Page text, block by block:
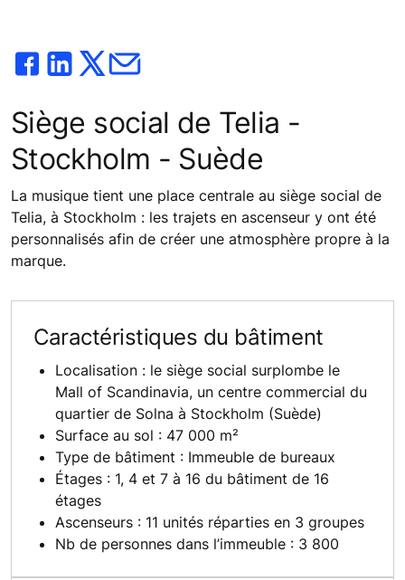
Siège social de Telia -
Stockholm - Suède
La musique tient une place centrale au siège social de
Telia, à Stockholm : les trajets en ascenseur y ont été
personnalisés afin de créer une atmosphère propre à la
marque.
Caractéristiques du bâtiment
Localisation : le siège social surplombe le
Mall of Scandinavia, un centre commercial du
quartier de Solna à Stockholm (Suède)
Surface au sol : 47 000 m²
Type de bâtiment : Immeuble de bureaux
Étages : 1, 4 et 7 à 16 du bâtiment de 16
étages
Ascenseurs : 11 unités réparties en 3 groupes
Nb de personnes dans l’immeuble : 3 800